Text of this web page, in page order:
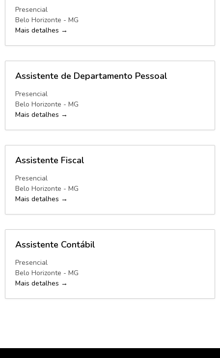
Presencial
Belo Horizonte - MG
Mais detalhes
Assistente de Departamento Pessoal
Presencial
Belo Horizonte - MG
Mais detalhes
Assistente Fiscal
Presencial
Belo Horizonte - MG
Mais detalhes
Assistente Contábil
Presencial
Belo Horizonte - MG
Mais detalhes